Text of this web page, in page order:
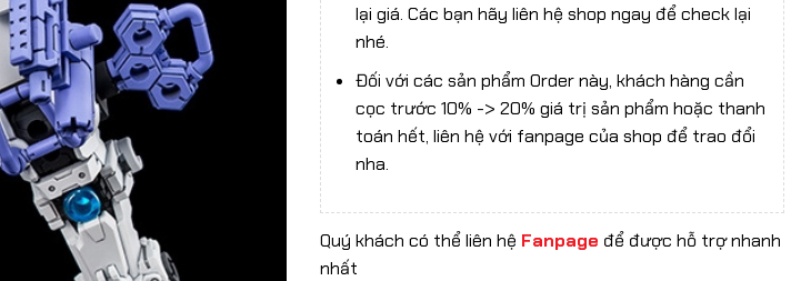
lại giá. Các bạn hãy liên hệ shop ngay để check lại
nhé.
Đối với các sản phẩm Order này, khách hàng cần
cọc trước 10% -> 20% giá trị sản phẩm hoặc thanh
toán hết, liên hệ với fanpage của shop để trao đổi
nha.
Quý khách có thể liên hệ Fanpage để được hỗ trợ nhanh
nhất